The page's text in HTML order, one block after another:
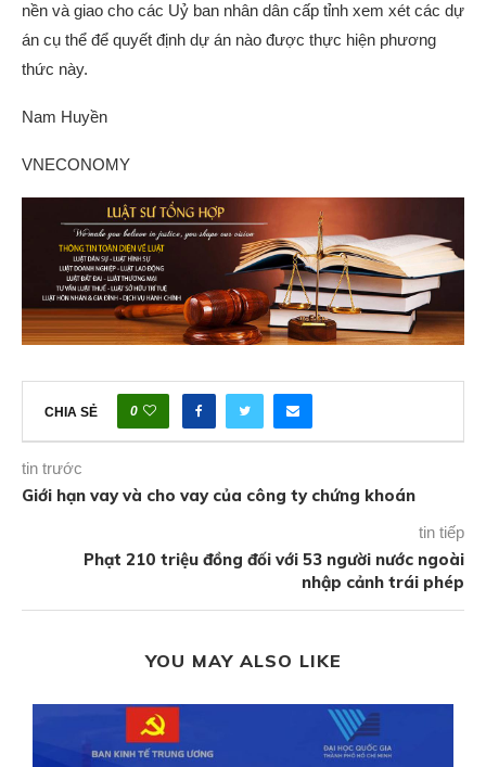
nền và giao cho các Uỷ ban nhân dân cấp tỉnh xem xét các dự
án cụ thể để quyết định dự án nào được thực hiện phương
thức này.
Nam Huyền
VNECONOMY
CHIA SẺ 0
tin trước
Giới hạn vay và cho vay của công ty chứng khoán
tin tiếp
Phạt 210 triệu đồng đối với 53 người nước ngoài
nhập cảnh trái phép
YOU MAY ALSO LIKE